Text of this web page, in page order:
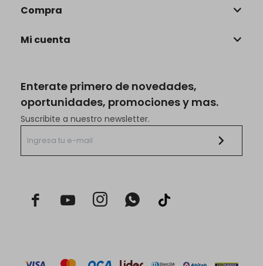
Enterate primero de novedades,
oportunidades, promociones y mas.
Suscribite a nuestro newsletter.
  
Compra
Mi cuenta